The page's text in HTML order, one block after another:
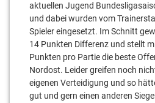
aktuellen Jugend
und dabei wurden vom
Spieler eingesetzt. Im Schnitt
14 Punkten Differenz und stellt
Punkten pro Partie die beste
Nordost. Leider greifen noch
eigenen Verteidigung und so
gut und gern einen anderen